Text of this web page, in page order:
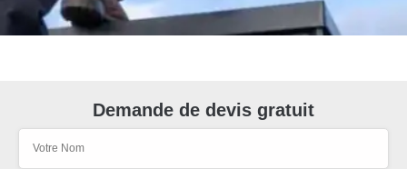
Demande de devis gratuit